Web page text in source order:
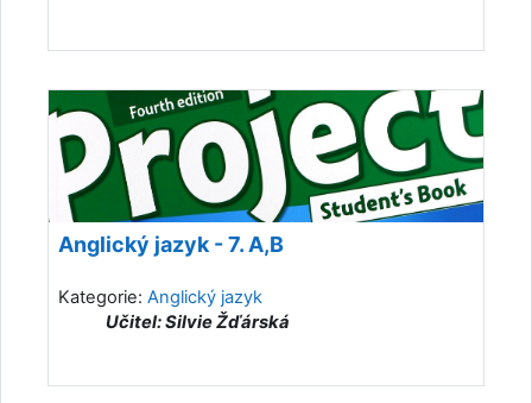
Anglický jazyk - 7. A,B
Kategorie: Anglický jazyk
Učitel: Silvie Žďárská